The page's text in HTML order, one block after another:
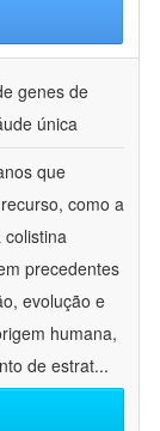
genes de
única
que
como a
colistina
precedentes
evolução e
humana,
de estrat...